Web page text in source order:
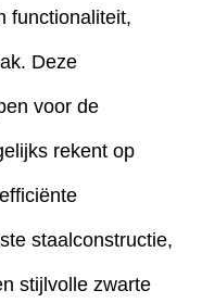
functionaliteit,
Deze
voor de
rekent op
staalconstructie,
stijlvolle zwarte